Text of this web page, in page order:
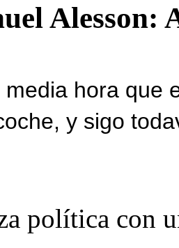
Alesson:
media hora que
y sigo
política con